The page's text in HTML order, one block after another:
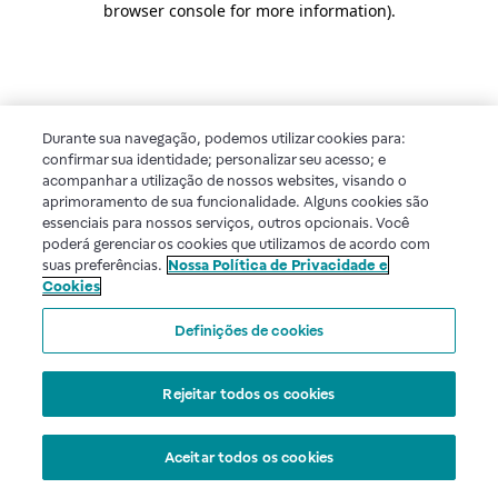
browser console for more information).
Durante sua navegação, podemos utilizar cookies para:
confirmar sua identidade; personalizar seu acesso; e
acompanhar a utilização de nossos websites, visando o
aprimoramento de sua funcionalidade. Alguns cookies são
essenciais para nossos serviços, outros opcionais. Você
poderá gerenciar os cookies que utilizamos de acordo com
suas preferências. Nossa Política de Privacidade e
Cookies
Definições de cookies
Rejeitar todos os cookies
Aceitar todos os cookies